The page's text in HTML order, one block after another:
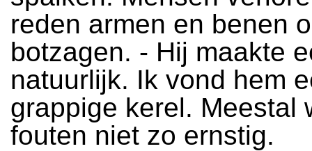
reden armen en benen
botzagen. - Hij maakte
natuurlijk. Ik vond hem
grappige kerel. Meestal
fouten niet zo ernstig.